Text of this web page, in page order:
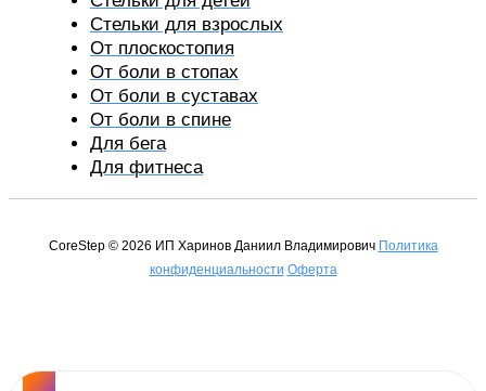
Стельки для взрослых
От плоскостопия
От боли в стопах
От боли в суставах
От боли в спине
Для бега
Для фитнеса
CoreStep © 2026 ИП Харинов Даниил Владимирович Политика
конфиденциальности Оферта